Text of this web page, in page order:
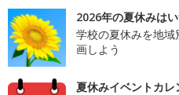
2026年の夏休みは
学校の夏休みを地
画しよう
夏休みイベントカレ